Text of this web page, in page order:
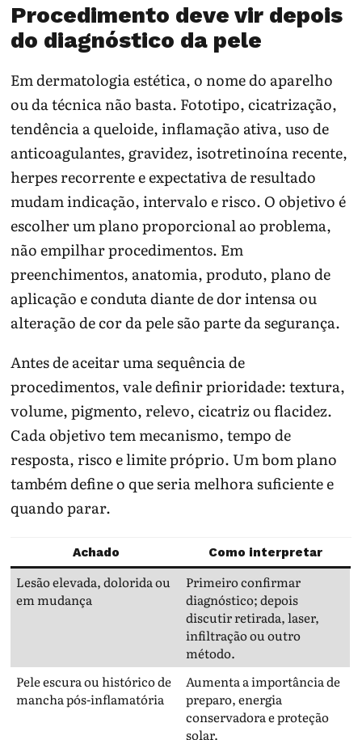
Procedimento deve vir depois
do diagnóstico da pele
Em dermatologia estética, o nome do aparelho
ou da técnica não basta. Fototipo, cicatrização,
tendência a queloide, inflamação ativa, uso de
anticoagulantes, gravidez, isotretinoína recente,
herpes recorrente e expectativa de resultado
mudam indicação, intervalo e risco. O objetivo é
escolher um plano proporcional ao problema,
não empilhar procedimentos. Em
preenchimentos, anatomia, produto, plano de
aplicação e conduta diante de dor intensa ou
alteração de cor da pele são parte da segurança.
Antes de aceitar uma sequência de
procedimentos, vale definir prioridade: textura,
volume, pigmento, relevo, cicatriz ou flacidez.
Cada objetivo tem mecanismo, tempo de
resposta, risco e limite próprio. Um bom plano
também define o que seria melhora suficiente e
quando parar.
Achado Como interpretar
Lesão elevada, dolorida ou
em mudança
Primeiro confirmar
diagnóstico; depois
discutir retirada, laser,
infiltração ou outro
método.
Pele escura ou histórico de
mancha pós-inflamatória
Aumenta a importância de
preparo, energia
conservadora e proteção
solar.